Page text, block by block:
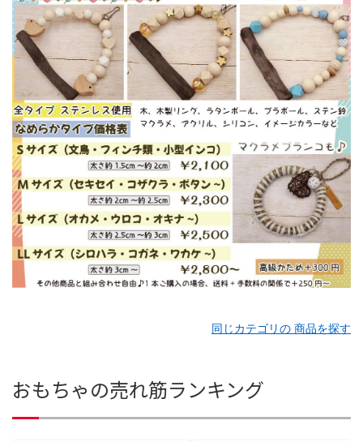
同じカテゴリの 商品を探す
おもちゃの売れ筋ランキング